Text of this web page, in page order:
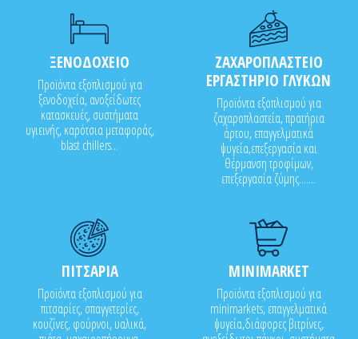
ΞΕΝΟΔΟΧΕΙΟ
Προϊόντα εξοπλισμού για
ξενοδοχεία, ανοξείδωτες
κατασκευές, συστήματα
υγιεινής, καρότσια μεταφοράς,
blast chillers...
ΖΑΧΑΡΟΠΛΑΣΤΕΙΟ
ΕΡΓΑΣΤΗΡΙΟ ΓΛΥΚΩΝ
Προϊόντα εξοπλισμού για
ζαχαροπλαστεία, πρατήρια
άρτου, επαγγελματικά
ψυγεία,επεξεργασία και
θέρμανση τροφίμων,
επεξεργασία ζύμης.......
ΠΙΤΣΑΡΙΑ
Προϊόντα εξοπλισμού για
πιτσαρίες, σπαγγετερίες,
κουζίνες, φούρνοι, υαλικά,
MINIMARKET
Προϊόντα εξοπλισμού για
minimarkets, επαγγελματικά
ψυγεία,διάφορες βιτρίνες,